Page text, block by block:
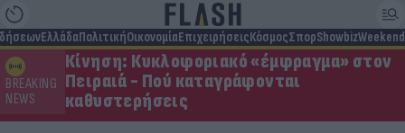
ΕλλάδαΠολιτικήΟικονομίαΕπιχειρήσειςΚόσμοςΣπορShowbizWeekend
BREAKING
NEWS
Κίνηση: Κυκλοφοριακό «έμφραγμα» στον
Πειραιά - Πού καταγράφονται
καθυστερήσεις